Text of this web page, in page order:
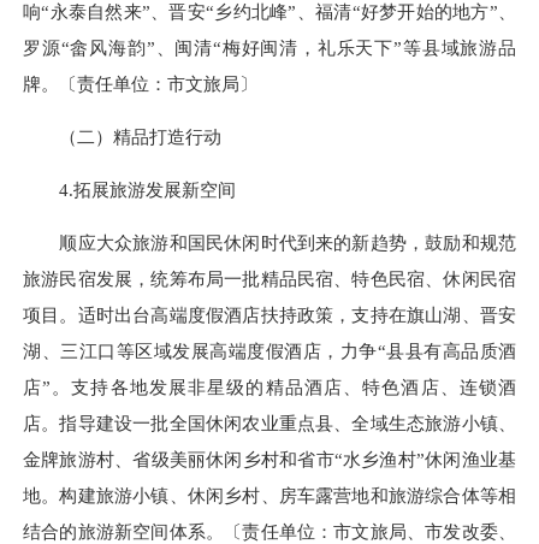
响“永泰自然来”、晋安“乡约北峰”、福清“好梦开始的地方”、
罗源“畲风海韵”、闽清“梅好闽清，礼乐天下”等县域旅游品
牌。〔责任单位：市文旅局〕
（二）精品打造行动
4.拓展旅游发展新空间
顺应大众旅游和国民休闲时代到来的新趋势，鼓励和规范
旅游民宿发展，统筹布局一批精品民宿、特色民宿、休闲民宿
项目。适时出台高端度假酒店扶持政策，支持在旗山湖、晋安
湖、三江口等区域发展高端度假酒店，力争“县县有高品质酒
店”。支持各地发展非星级的精品酒店、特色酒店、连锁酒
店。指导建设一批全国休闲农业重点县、全域生态旅游小镇、
金牌旅游村、省级美丽休闲乡村和省市“水乡渔村”休闲渔业基
地。构建旅游小镇、休闲乡村、房车露营地和旅游综合体等相
结合的旅游新空间体系。〔责任单位：市文旅局、市发改委、